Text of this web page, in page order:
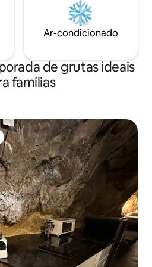
Ar-condicionado
de grutas ideais
famílias